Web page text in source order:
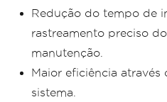
Redução do tempo de
rastreamento preciso
manutenção.
Maior eficiência
sistema.